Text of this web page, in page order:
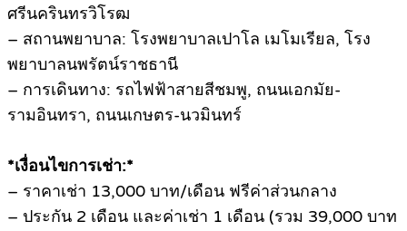
ศรีนครินทรวิโรฒ
– สถานพยาบาล: โรงพยาบาลเปาโล เมโมเรียล, โรง
พยาบาลนพรัตน์ราชธานี
– การเดินทาง: รถไฟฟ้าสายสีชมพู, ถนนเอกมัย-
รามอินทรา, ถนนเกษตร-นวมินทร์
*เงื่อนไขการเช่า:*
– ราคาเช่า 13,000 บาท/เดือน ฟรีค่าส่วนกลาง
– ประกัน 2 เดือน และค่าเช่า 1 เดือน (รวม 39,000 บาท